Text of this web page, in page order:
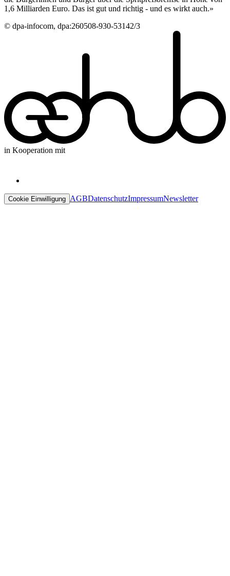
1,6 Milliarden Euro. Das ist gut und richtig - und es wirkt auch.»
© dpa-infocom, dpa:260508-930-53142/3
in Kooperation mit
Cookie Einwilligung AGBDatenschutzImpressumNewsletter